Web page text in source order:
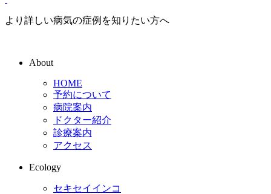
より詳しい病気の症例を知りたい方へ
About
HOME
予約について
病院案内
ドクター紹介
診療案内
アクセス
Ecology
セキセイインコ